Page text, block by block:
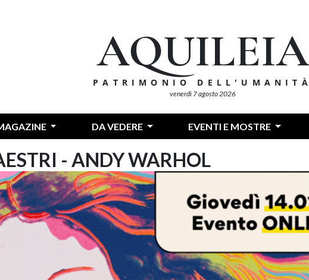
AQUILEIA
PATRIMONIO DELL'UMANITÀ
venerdì 7 agosto 2026
DA VEDERE EVENTI E MOSTRE
- ANDY WARHOL